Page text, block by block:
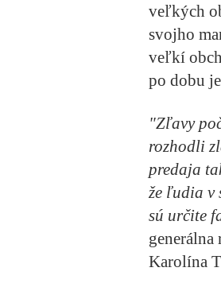
veľkých
svojho
veľkí
po dobu
"Zľavy
rozhodli
predaja
že ľudia v
sú určite
Karolína